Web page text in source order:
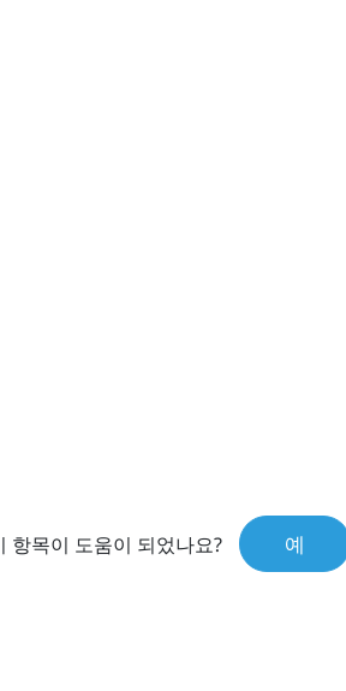
항목이 도움이 되었나요? 예